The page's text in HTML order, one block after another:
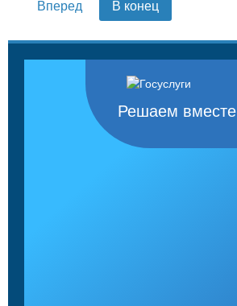
Вперед
В конец
Решаем вместе